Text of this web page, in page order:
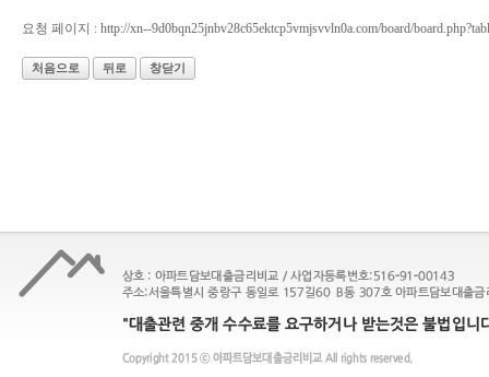
요청 페이지 : http://xn--9d0bqn25jnbv28c65ektcp5vmjsvvln0a.com/board/
처음으로 뒤로 창닫기